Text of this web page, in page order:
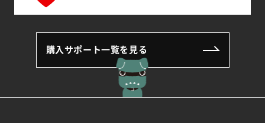
購入サポート一覧を見る